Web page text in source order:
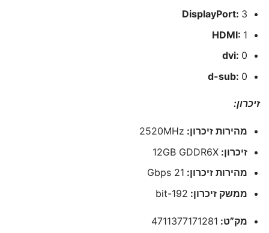
DisplayPort: 3
HDMI: 1
dvi: 0
d-sub: 0
זיכרון:
מהירות זיכרון: 2520MHz
זיכרון: 12GB GDDR6X
מהירות זיכרון: 21 Gbps
ממשק זיכרון: 192-bit
מק”ט: 4711377171281